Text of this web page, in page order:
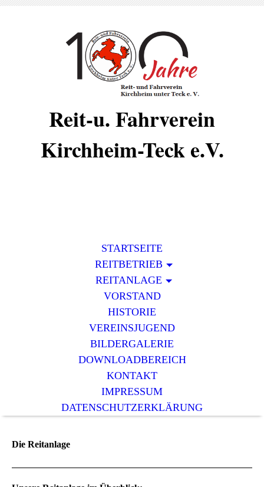
Reit-u. Fahrverein
Kirchheim-Teck e.V.
STARTSEITE
REITBETRIEB
REITANLAGE
VORSTAND
HISTORIE
VEREINSJUGEND
BILDERGALERIE
DOWNLOADBEREICH
KONTAKT
IMPRESSUM
DATENSCHUTZERKLÄRUNG
Die Reitanlage